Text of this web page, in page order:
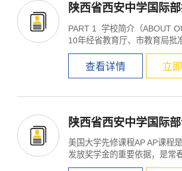
陕西省西安中学国际
PART 1 学校简介（ABOUT
10年经省教育厅、市教育局批
公办国际部。 20...
查看详情 立
陕西省西安中学国际
美国大学先修课程AP AP课程
发放奖学金的重要依据，是常
砖，国际部学生可凭A...